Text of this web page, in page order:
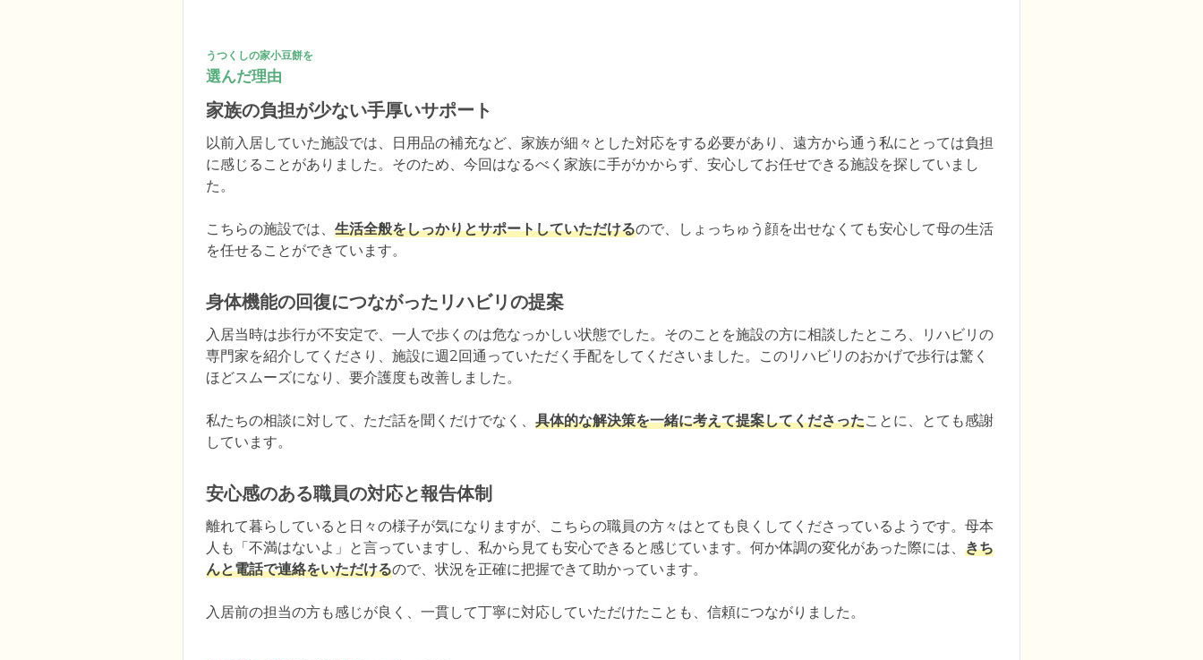
うつくしの家小豆餅を
選んだ理由
家族の負担が少ない手厚いサポート
以前入居していた施設では、日用品の補充など、家族が細々とした対応をする必要があり、遠方から通う私にとっては負担
に感じることがありました。そのため、今回はなるべく家族に手がかからず、安心してお任せできる施設を探していまし
た。
こちらの施設では、 生活全般をしっかりとサポートしていただけるので、しょっちゅう顔を出せなくても安心して母の生活
を任せることができています。
身体機能の回復につながったリハビリの提案
入居当時は歩行が不安定で、一人で歩くのは危なっかしい状態でした。そのことを施設の方に相談したところ、リハビリの
専門家を紹介してくださり、施設に週2回通っていただく手配をしてくださいました。このリハビリのおかげで歩行は驚く
ほどスムーズになり、要介護度も改善しました。
私たちの相談に対して、ただ話を聞くだけでなく、 具体的な解決策を一緒に考えて提案してくださったことに、とても感謝
しています。
安心感のある職員の対応と報告体制
離れて暮らしていると日々の様子が気になりますが、こちらの職員の方々はとても良くしてくださっているようです。母本
人も「不満はないよ」と言っていますし、私から見ても安心できると感じています。何か体調の変化があった際には、 きち
んと電話で連絡をいただけるので、状況を正確に把握できて助かっています。
入居前の担当の方も感じが良く、一貫して丁寧に対応していただけたことも、信頼につながりました。